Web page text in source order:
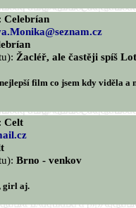
Celebrían
Žacléř, ale častěji spíš
film co jsem kdy viděla a
Celt
Brno - venkov
girl aj.